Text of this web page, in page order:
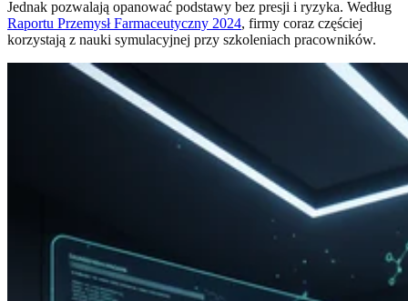
Jednak pozwalają opanować podstawy bez presji i ryzyka. Według
Raportu Przemysł Farmaceutyczny 2024, firmy coraz częściej
korzystają z nauki symulacyjnej przy szkoleniach pracowników.